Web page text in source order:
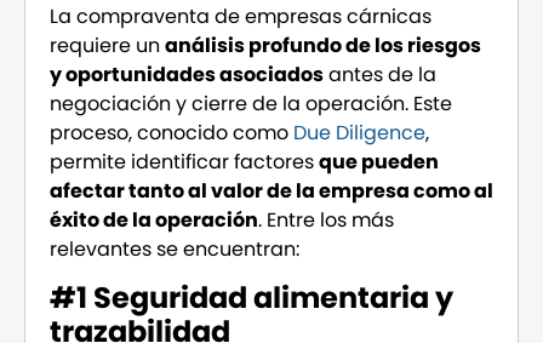
La compraventa de empresas cárnicas
requiere unanálisis profundo de los riesgos
y oportunidades asociadosantes de la
negociación y cierre de la operación. Este
proceso, conocido como Due Diligence,
permite identificar factoresque pueden
afectar tanto al valor de la empresa como al
éxito de la operación. Entre los más
relevantes se encuentran:
#1 Seguridad alimentaria y
trazabilidad